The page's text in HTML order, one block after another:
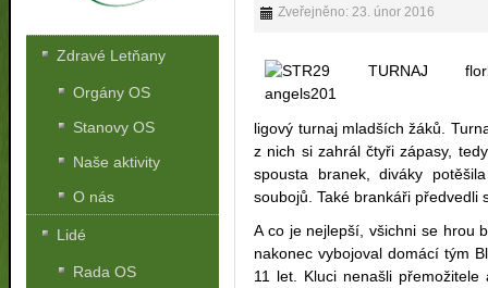
Zveřejněno: 23. únor 2016
ligový turnaj mladších žáků.
z nich si zahrál čtyři zápasy,
spousta branek, diváky
soubojů. Také brankáři předvedli
A co je nejlepší, všichni se hrou
nakonec vybojoval domácí tým
11 let. Kluci nenašli
Zdravé Letňany
Orgány OS
Stanovy OS
Naše aktivity
O nás
Lidé
Rada OS